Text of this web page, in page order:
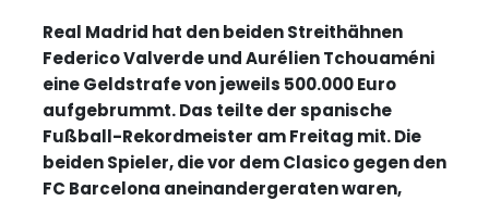
Real Madrid hat den beiden Streithähnen
Federico Valverde und Aurélien Tchouaméni
eine Geldstrafe von jeweils 500.000 Euro
aufgebrummt. Das teilte der spanische
Fußball-Rekordmeister am Freitag mit. Die
beiden Spieler, die vor dem Clasico gegen den
FC Barcelona aneinandergeraten waren,